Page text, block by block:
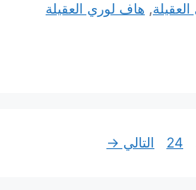
, هاف لوري العقيلة
Page
24 التالي →